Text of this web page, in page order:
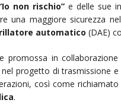
non rischio” e delle sue
una maggiore sicurezza
automatico (DAE)
e promossa in
nel progetto di trasmissione
così come
.